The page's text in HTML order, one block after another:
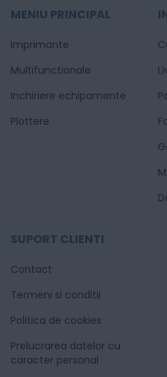
MENIU PRINCIPAL
Imprimante
Multifunctionale
Inchiriere echipamente
Plottere
SUPORT CLIENTI
Contact
Termeni si conditii
Politica de cookies
Prelucrarea datelor cu
caracter personal